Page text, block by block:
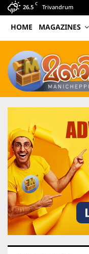
26.5 C Trivandrum
HOME MAGAZINES